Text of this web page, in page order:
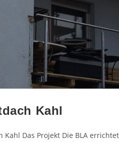
Kahl
Kahl Das Projekt Die BLA